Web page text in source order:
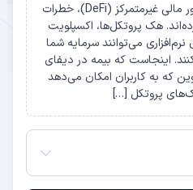
با رشد چشمگیر اکوسیستم امور مالی غیرمتمرکز (DeFi)، خطرات
هک پروتکل‌ها، اکسپلویت
می‌توانند سرمایه شما
اینجاست که بیمه در دیفای
که به کاربران امکان می‌دهد
پروتکل […]